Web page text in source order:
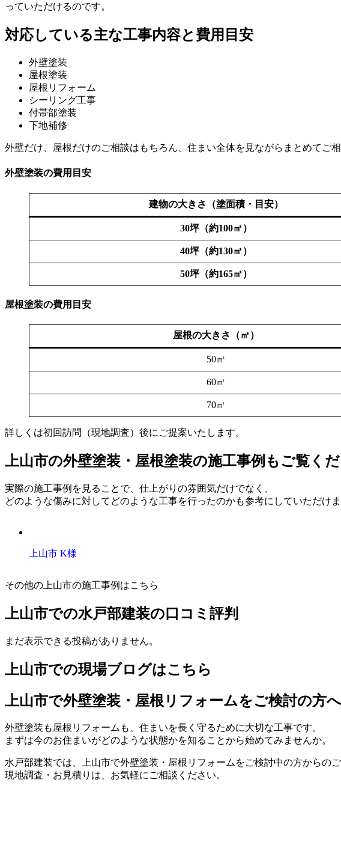
っていただけるのです。
対応している主な工事内容と費用目安
外壁塗装
屋根塗装
屋根リフォーム
シーリング工事
付帯部塗装
下地補修
外壁だけ、屋根だけのご相談はもちろん、住まい全体を見ながらまとめてご
外壁塗装の費用目安
建物の大きさ（塗面積・目安）
30坪（約100㎡）
40坪（約130㎡）
50坪（約165㎡）
屋根塗装の費用目安
屋根の大きさ（㎡）
50㎡
60㎡
70㎡
詳しくは初回訪問（現地調査）後にご提案いたします。
上山市の外壁塗装・屋根塗装の施工事例もご覧く
実際の施工事例を見ることで、仕上がりの雰囲気だけでなく、
どのような傷みに対してどのような工事を行ったのかも参考にしていただけま
上山市 K様
その他の上山市の施工事例はこちら
上山市での水戸部建装の口コミ評判
まだ表示できる投稿がありません。
上山市での現場ブログはこちら
上山市で外壁塗装・屋根リフォームをご検討の方へ
外壁塗装も屋根リフォームも、住まいを長く守るために大切な工事です。
まずは今のお住まいがどのような状態かを知ることから始めてみませんか。
水戸部建装では、上山市で外壁塗装・屋根リフォームをご検討中の方からのご
現地調査・お見積りは、お気軽にご相談ください。